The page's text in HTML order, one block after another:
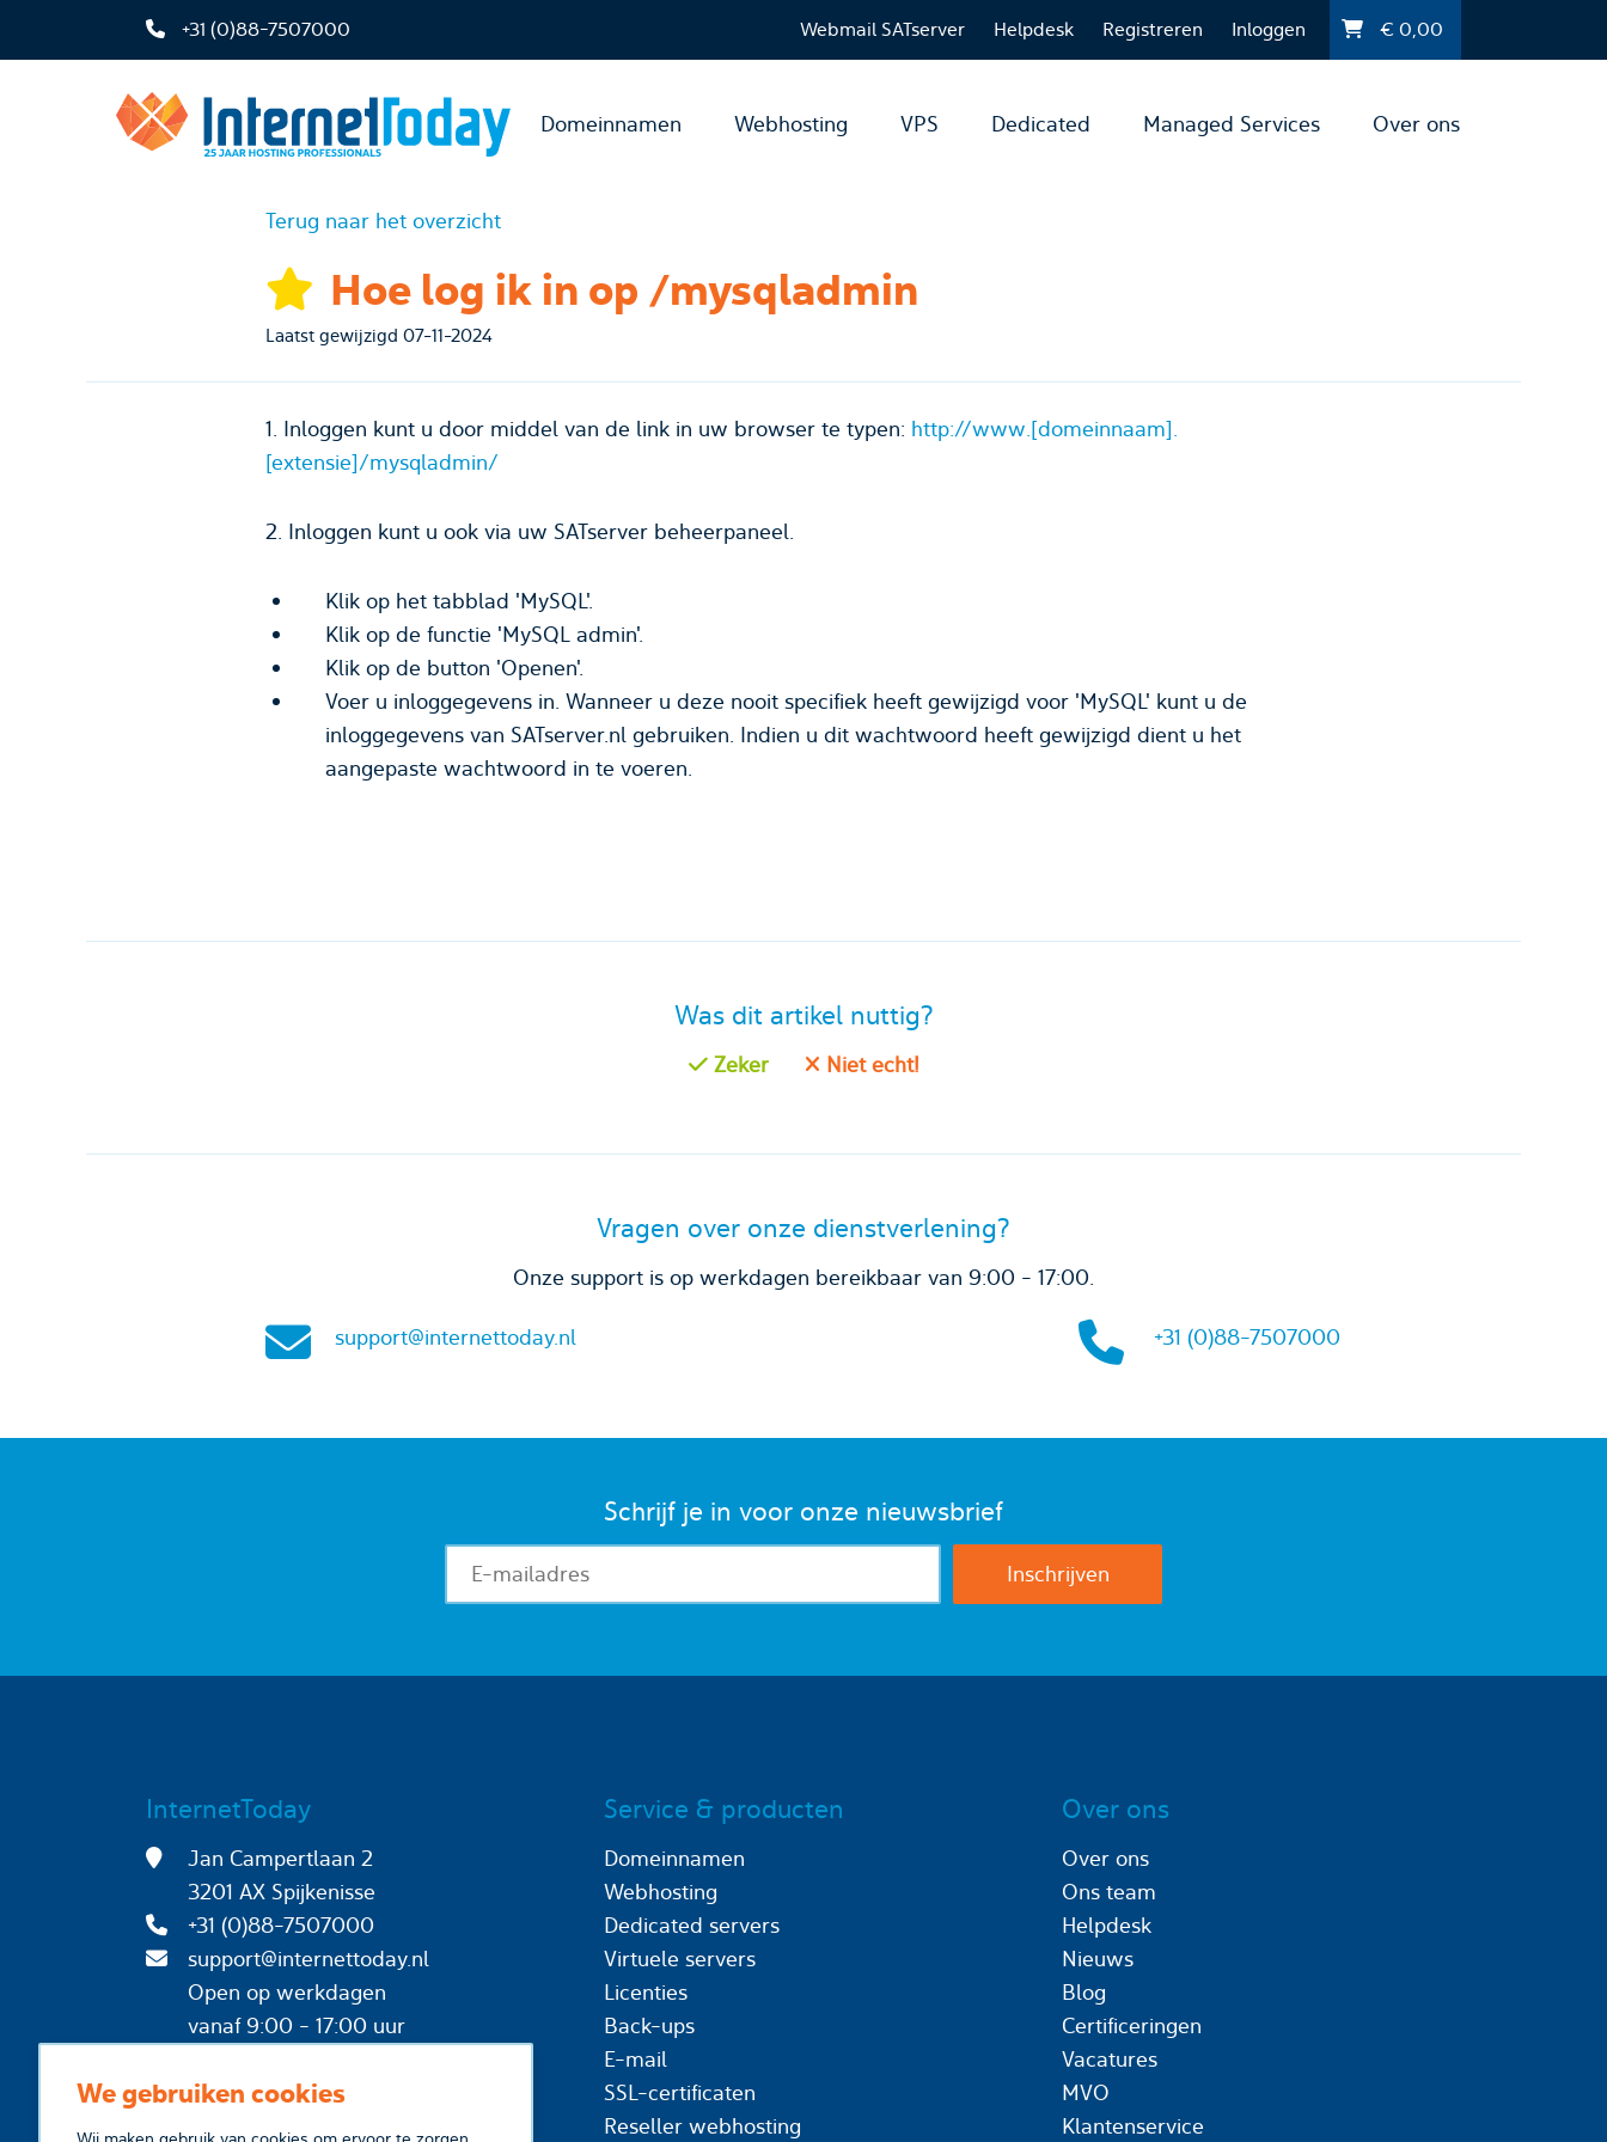
We gebruiken cookies
+31 (0)88-7507000 Webmail SATserver Helpdesk Registreren Inloggen €0,00
Domeinnamen Webhosting VPS Dedicated Managed Services Over ons
Terug naar het overzicht
Hoe log ik in op /mysqladmin
Laatst gewijzigd 07-11-2024
1. Inloggen kunt u door middel van de link in uw browser te typen: http://www .[domeinnaam].
[extensie]/mysqladmin/
2. Inloggen kunt u ook via uw SATserver beheerpaneel.
Klik op het tabblad 'MySQL'.
Klik op de functie 'MySQL admin'.
Klik op de button 'Openen'.
Voer u inloggegevens in. Wanneer u deze nooit specifiek heeft gewijzigd voor 'MySQL' kunt u de
inloggegevens van SATserver.nl gebruiken. Indien u dit wachtwoord heeft gewijzigd dient u het
aangepaste wachtwoord in te voeren.
Was dit artikel nuttig?
Zeker Niet echt!
Vragen over onze dienstverlening?
Onze support is op werkdagen bereikbaar van 9:00 - 17:00.
support@internettoday.nl +31 (0)88-7507000
Schrijf je in voor onze nieuwsbrief
InternetToday
Jan Campertlaan 2
3201 AX Spijkenisse
+31 (0)88-7507000
support@internettoday.nl
Open op werkdagen
vanaf 9:00 - 17:00 uur
Service & producten
Domeinnamen
Webhosting
Dedicated servers
Virtuele servers
Licenties
Back-ups
E-mail
SSL-certificaten
Reseller webhosting
Over ons
Over ons
Ons team
Helpdesk
Nieuws
Blog
Certificeringen
Vacatures
MVO
Klantenservice